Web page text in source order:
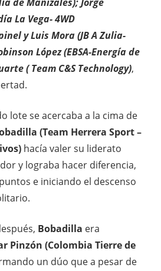
La Vega- 4WD
y Luis Mora (JB A Zulia-
López (EBSA-Energía de
( Team C&S Technology),
lote se acercaba a la cima de
(Team Herrera Sport –
hacía valer su liderato
y lograba hacer diferencia,
e iniciando el descenso
Bobadilla era
Pinzón (Colombia Tierre de
un dúo que a pesar de